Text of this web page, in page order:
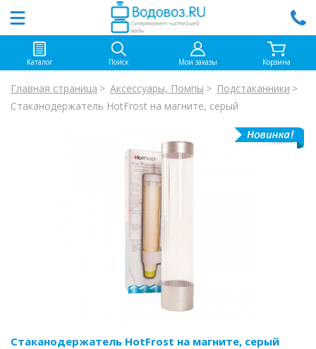
Каталог Поиск Мои заказы Корзина
Главная страница Аксессуары, Помпы
Подстаканники
Стаканодержатель HotFrost на магните, серый
Стаканодержатель HotFrost на магните, серый